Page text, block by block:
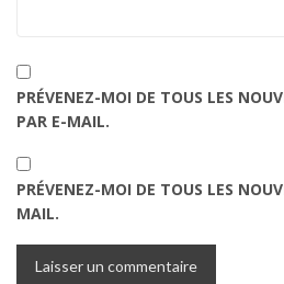
PRÉVENEZ-MOI DE TOUS LES
PAR E-MAIL.
PRÉVENEZ-MOI DE TOUS LES
MAIL.